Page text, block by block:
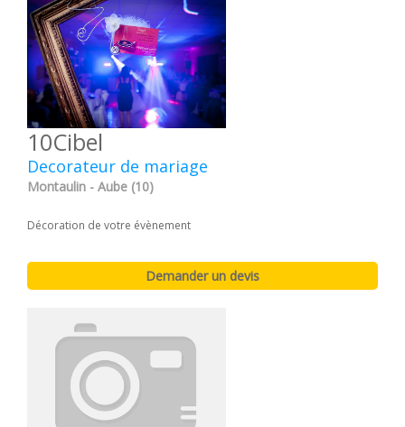
10Cibel
Decorateur de mariage
Montaulin - Aube (10)
Décoration de votre évènement